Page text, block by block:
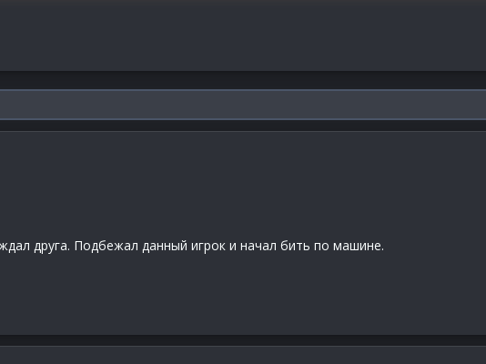
друга. Подбежал данный игрок и начал бить по машине.